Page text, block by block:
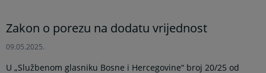
Zakon o porezu na dodatu vrijednost
09.05.2025.
U „Službenom glasniku Bosne i Hercegovine“ broj 20/25 od